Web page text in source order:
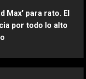
Max’ para rato. El
por todo lo alto